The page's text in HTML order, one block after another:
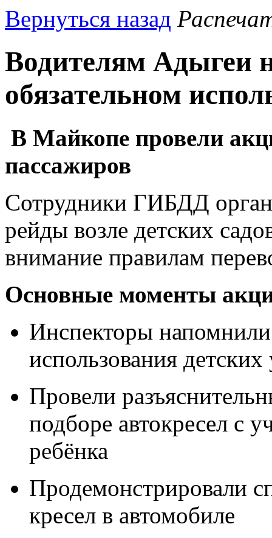
Вернуться назад
Водителям Адыгеи
обязательном
В Майкопе провели
пассажиров
Сотрудники ГИБДД
рейды возле детских
внимание правилам
Основные моменты
Инспекторы
использования
Провели
подборе автокресел с
ребёнка
Продемонстрировали
кресел в автомобиле